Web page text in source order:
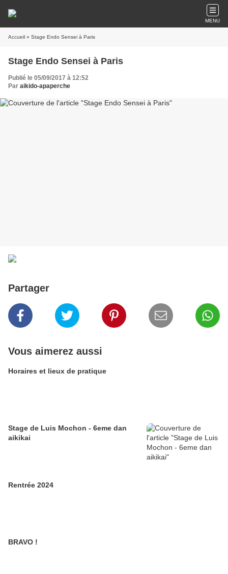
MENU
Accueil » Stage Endo Sensei à Paris
Stage Endo Sensei à Paris
Publié le 05/09/2017 à 12:52
Par aikido-apaperche
Partager
Vous aimerez aussi
Horaires et lieux de pratique
Stage de Luis Mochon - 6eme dan
aikikai
Rentrée 2024
BRAVO !